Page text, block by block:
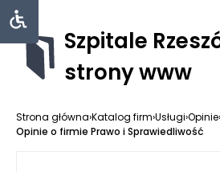
Szpitale
strony www
Strona główna›Katalog firm›Usługi›Opinie›
Opinie o firmie Prawo i Sprawiedliwość